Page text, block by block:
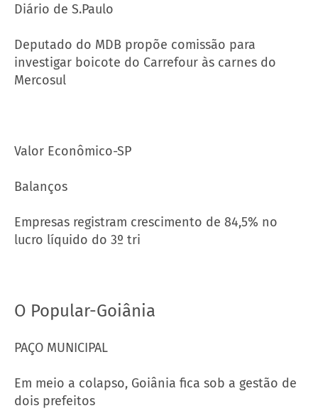
Diário de S.Paulo
Deputado do MDB propõe comissão para
investigar boicote do Carrefour às carnes do
Mercosul
Valor Econômico-SP
Balanços
Empresas registram crescimento de 84,5% no
lucro líquido do 3º tri
O Popular-Goiânia
PAÇO MUNICIPAL
Em meio a colapso, Goiânia fica sob a gestão de
dois prefeitos